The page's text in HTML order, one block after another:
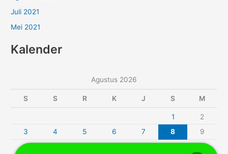
Juli 2021
Mei 2021
Kalender
Agustus 2026
S S R K J S M
1
2
3
4 5 6 7 8
9
10